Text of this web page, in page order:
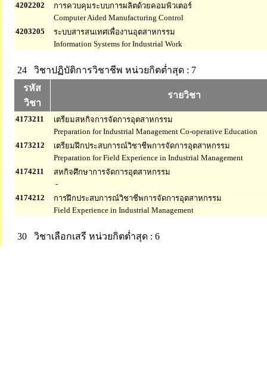
4202202
การควบคุมระบบการผลิตด้วยคอมพิวเตอร์
Computer Aided Manufacturing Control
4203205
ระบบสารสนเทศเพื่องานอุตสาหกรรม
Information Systems for Industrial Work
24 วิชาปฏิบัติการวิชาชีพ หน่วยกิตต่ำสุด : 7
รหัส
วิชา
รายวิชา
4173211
เตรียมสหกิจการจัดการอุตสาหกรรม
Preparation for Industrial Management Co-operative Education
4173212
เตรียมฝึกประสบการณ์วิชาชีพการจัดการอุตสาหกรรม
Preparation for Field Experience in Industrial Management
4174211
สหกิจศึกษาการจัดการอุตสาหกรรม
-
4174212
การฝึกประสบการณ์วิชาชีพการจัดการอุตสาหกรรม
Field Experience in Industrial Management
30 วิชาเลือกเสรี หน่วยกิตต่ำสุด : 6